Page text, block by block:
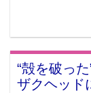
“殻を破っ
ザクヘッド